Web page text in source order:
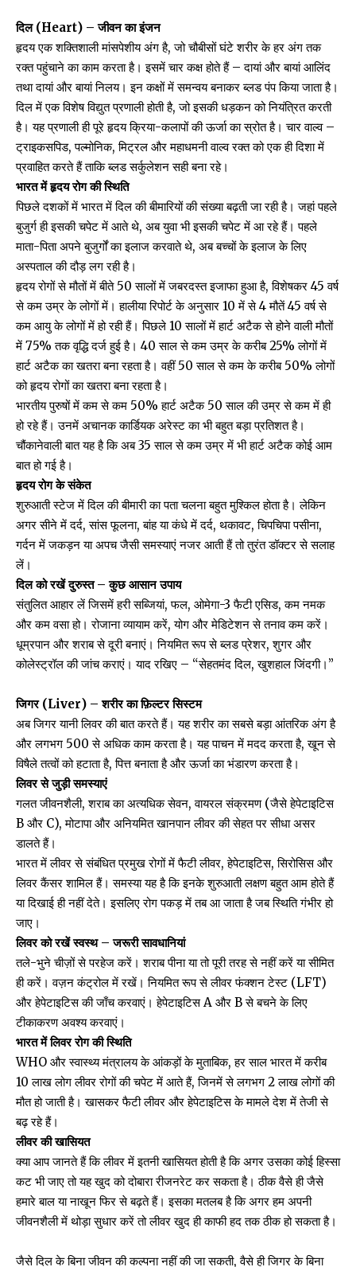
दिल (Heart) – जीवन का इंजन
हृदय एक शक्तिशाली मांसपेशीय अंग है, जो चौबीसों घंटे शरीर के हर अंग तक
रक्त पहुंचाने का काम करता है। इसमें चार कक्ष होते हैं – दायां और बायां आलिंद
तथा दायां और बायां निलय। इन कक्षों में समन्वय बनाकर ब्लड पंप किया जाता है।
दिल में एक विशेष विद्युत प्रणाली होती है, जो इसकी धड़कन को नियंत्रित करती
है। यह प्रणाली ही पूरे हृदय क्रिया-कलापों की ऊर्जा का स्रोत है। चार वाल्व –
ट्राइकसपिड, पल्मोनिक, मिट्रल और महाधमनी वाल्व रक्त को एक ही दिशा में
प्रवाहित करते हैं ताकि ब्लड सर्कुलेशन सही बना रहे।
भारत में हृदय रोग की स्थिति
पिछले दशकों में भारत में दिल की बीमारियों की संख्या बढ़ती जा रही है। जहां पहले
बुजुर्ग ही इसकी चपेट में आते थे, अब युवा भी इसकी चपेट में आ रहे हैं। पहले
माता-पिता अपने बुजुर्गों का इलाज करवाते थे, अब बच्चों के इलाज के लिए
अस्पताल की दौड़ लग रही है।
हृदय रोगों से मौतों में बीते 50 सालों में जबरदस्त इजाफा हुआ है, विशेषकर 45 वर्ष
से कम उम्र के लोगों में। हालीया रिपोर्ट के अनुसार 10 में से 4 मौतें 45 वर्ष से
कम आयु के लोगों में हो रही हैं। पिछले 10 सालों में हार्ट अटैक से होने वाली मौतों
में 75% तक वृद्धि दर्ज हुई है। 40 साल से कम उम्र के करीब 25% लोगों में
हार्ट अटैक का खतरा बना रहता है। वहीं 50 साल से कम के करीब 50% लोगों
को हृदय रोगों का खतरा बना रहता है।
भारतीय पुरुषों में कम से कम 50% हार्ट अटैक 50 साल की उम्र से कम में ही
हो रहे हैं। उनमें अचानक कार्डियक अरेस्ट का भी बहुत बड़ा प्रतिशत है।
चौंकानेवाली बात यह है कि अब 35 साल से कम उम्र में भी हार्ट अटैक कोई आम
बात हो गई है।
हृदय रोग के संकेत
शुरुआती स्टेज में दिल की बीमारी का पता चलना बहुत मुश्किल होता है। लेकिन
अगर सीने में दर्द, सांस फूलना, बांह या कंधे में दर्द, थकावट, चिपचिपा पसीना,
गर्दन में जकड़न या अपच जैसी समस्याएं नजर आती हैं तो तुरंत डॉक्टर से सलाह
लें।
दिल को रखें दुरुस्त – कुछ आसान उपाय
संतुलित आहार लें जिसमें हरी सब्जियां, फल, ओमेगा-3 फैटी एसिड, कम नमक
और कम वसा हो। रोजाना व्यायाम करें, योग और मेडिटेशन से तनाव कम करें।
धूम्रपान और शराब से दूरी बनाएं। नियमित रूप से ब्लड प्रेशर, शुगर और
कोलेस्ट्रॉल की जांच कराएं। याद रखिए – “सेहतमंद दिल, खुशहाल जिंदगी।”
जिगर (Liver) – शरीर का फ़िल्टर सिस्टम
अब जिगर यानी लिवर की बात करते हैं। यह शरीर का सबसे बड़ा आंतरिक अंग है
और लगभग 500 से अधिक काम करता है। यह पाचन में मदद करता है, खून से
विषैले तत्वों को हटाता है, पित्त बनाता है और ऊर्जा का भंडारण करता है।
लिवर से जुड़ी समस्याएं
गलत जीवनशैली, शराब का अत्यधिक सेवन, वायरल संक्रमण (जैसे हेपेटाइटिस
B और C), मोटापा और अनियमित खानपान लीवर की सेहत पर सीधा असर
डालते हैं।
भारत में लीवर से संबंधित प्रमुख रोगों में फैटी लीवर, हेपेटाइटिस, सिरोसिस और
लिवर कैंसर शामिल हैं। समस्या यह है कि इनके शुरुआती लक्षण बहुत आम होते हैं
या दिखाई ही नहीं देते। इसलिए रोग पकड़ में तब आ जाता है जब स्थिति गंभीर हो
जाए।
लिवर को रखें स्वस्थ – जरूरी सावधानियां
तले-भुने चीज़ों से परहेज करें। शराब पीना या तो पूरी तरह से नहीं करें या सीमित
ही करें। वज़न कंट्रोल में रखें। नियमित रूप से लीवर फंक्शन टेस्ट (LFT)
और हेपेटाइटिस की जाँच करवाएं। हेपेटाइटिस A और B से बचने के लिए
टीकाकरण अवश्य करवाएं।
भारत में लिवर रोग की स्थिति
WHO और स्वास्थ्य मंत्रालय के आंकड़ों के मुताबिक, हर साल भारत में करीब
10 लाख लोग लीवर रोगों की चपेट में आते हैं, जिनमें से लगभग 2 लाख लोगों की
मौत हो जाती है। खासकर फैटी लीवर और हेपेटाइटिस के मामले देश में तेजी से
बढ़ रहे हैं।
लीवर की खासियत
क्या आप जानते हैं कि लीवर में इतनी खासियत होती है कि अगर उसका कोई हिस्सा
कट भी जाए तो यह खुद को दोबारा रीजनरेट कर सकता है। ठीक वैसे ही जैसे
हमारे बाल या नाखून फिर से बढ़ते हैं। इसका मतलब है कि अगर हम अपनी
जीवनशैली में थोड़ा सुधार करें तो लीवर खुद ही काफी हद तक ठीक हो सकता है।
जैसे दिल के बिना जीवन की कल्पना नहीं की जा सकती, वैसे ही जिगर के बिना